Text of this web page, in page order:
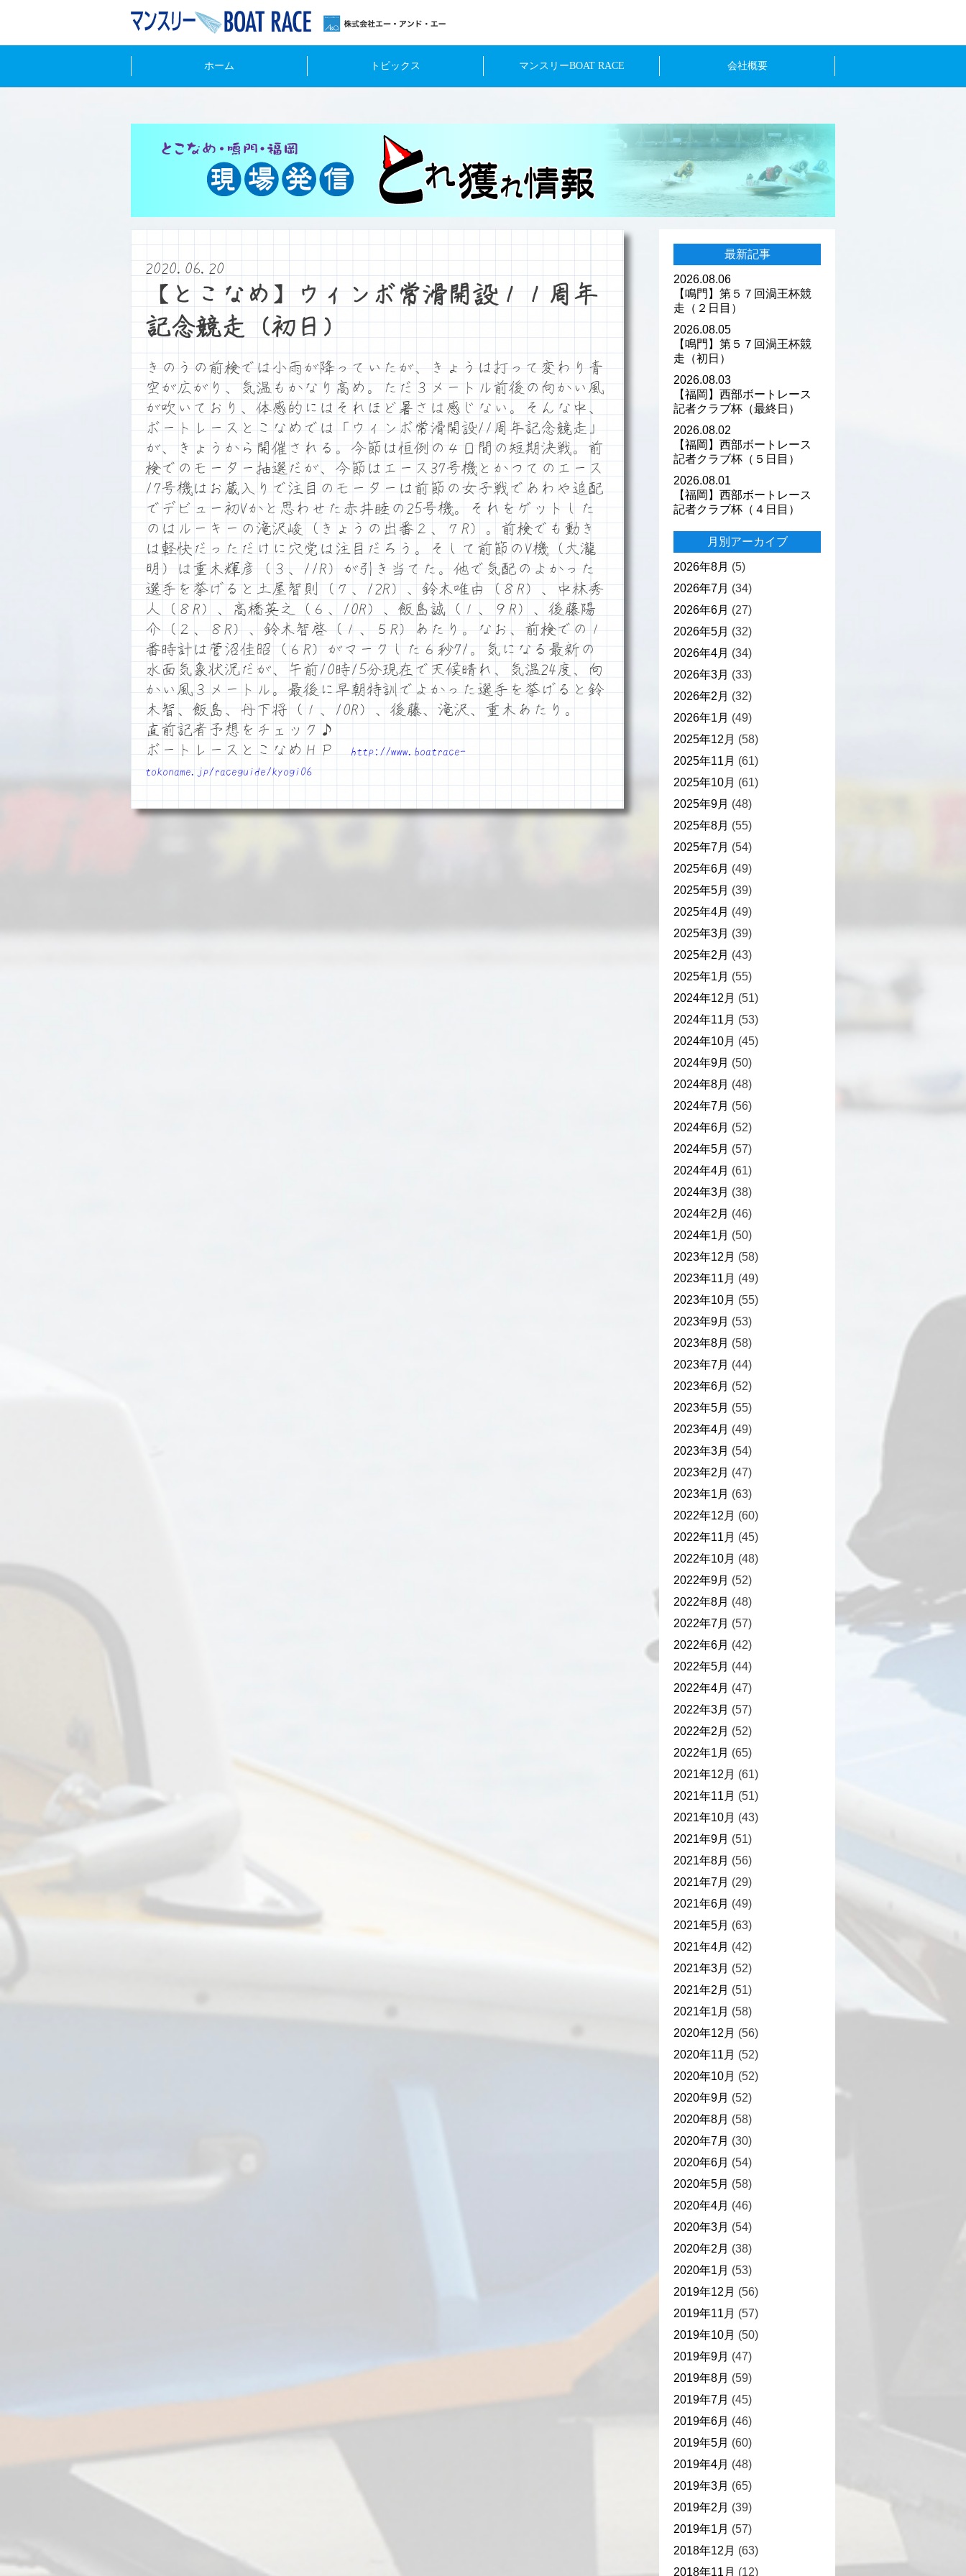
ホーム トピックス マンスリーBOAT RACE 会社概要
2020.06.20
【とこなめ】ウィンボ常滑開設１１周年
記念競走（初日）
きのうの前検では小雨が降っていたが、きょうは打って変わり青
空が広がり、気温もかなり高め。ただ３メートル前後の向かい風
が吹いており、体感的にはそれほど暑さは感じない。そんな中、
ボートレースとこなめでは「ウィンボ常滑開設11周年記念競走」
が、きょうから開催される。今節は恒例の４日間の短期決戦。前
検でのモーター抽選だが、今節はエース37号機とかつてのエース
17号機はお蔵入りで注目のモーターは前節の女子戦であわや追配
でデビュー初Vかと思わせた赤井睦の25号機。それをゲットした
のはルーキーの滝沢峻（きょうの出番２、７R）。前検でも動き
は軽快だっただけに穴党は注目だろう。そして前節のV機（大瀧
明）は重木輝彦（３、11R）が引き当てた。他で気配のよかった
選手を挙げると土屋智則（７、12R）、鈴木唯由（８R）、中林秀
人（８R）、高橋英之（６、10R）、飯島誠（１、９R）、後藤陽
介（２、８R）、鈴木智啓（１、５R）あたり。なお、前検での１
番時計は菅沼佳昭（６R）がマークした６秒71。気になる最新の
水面気象状況だが、午前10時15分現在で天候晴れ、気温24度、向
かい風３メートル。最後に早朝特訓でよかった選手を挙げると鈴
木智、飯島、丹下将（１、10R）、後藤、滝沢、重木あたり。
直前記者予想をチェック♪
ボートレースとこなめＨＰ
http://www.boatrace-
tokoname.jp/raceguide/kyogi06
最新記事
2026.08.06
【鳴門】第５７回渦王杯競
走（２日目）
2026.08.05
【鳴門】第５７回渦王杯競
走（初日）
2026.08.03
【福岡】西部ボートレース
記者クラブ杯（最終日）
2026.08.02
【福岡】西部ボートレース
記者クラブ杯（５日目）
2026.08.01
【福岡】西部ボートレース
記者クラブ杯（４日目）
月別アーカイブ
2026年8月 (5)
2026年7月 (34)
2026年6月 (27)
2026年5月 (32)
2026年4月 (34)
2026年3月 (33)
2026年2月 (32)
2026年1月 (49)
2025年12月 (58)
2025年11月 (61)
2025年10月 (61)
2025年9月 (48)
2025年8月 (55)
2025年7月 (54)
2025年6月 (49)
2025年5月 (39)
2025年4月 (49)
2025年3月 (39)
2025年2月 (43)
2025年1月 (55)
2024年12月 (51)
2024年11月 (53)
2024年10月 (45)
2024年9月 (50)
2024年8月 (48)
2024年7月 (56)
2024年6月 (52)
2024年5月 (57)
2024年4月 (61)
2024年3月 (38)
2024年2月 (46)
2024年1月 (50)
2023年12月 (58)
2023年11月 (49)
2023年10月 (55)
2023年9月 (53)
2023年8月 (58)
2023年7月 (44)
2023年6月 (52)
2023年5月 (55)
2023年4月 (49)
2023年3月 (54)
2023年2月 (47)
2023年1月 (63)
2022年12月 (60)
2022年11月 (45)
2022年10月 (48)
2022年9月 (52)
2022年8月 (48)
2022年7月 (57)
2022年6月 (42)
2022年5月 (44)
2022年4月 (47)
2022年3月 (57)
2022年2月 (52)
2022年1月 (65)
2021年12月 (61)
2021年11月 (51)
2021年10月 (43)
2021年9月 (51)
2021年8月 (56)
2021年7月 (29)
2021年6月 (49)
2021年5月 (63)
2021年4月 (42)
2021年3月 (52)
2021年2月 (51)
2021年1月 (58)
2020年12月 (56)
2020年11月 (52)
2020年10月 (52)
2020年9月 (52)
2020年8月 (58)
2020年7月 (30)
2020年6月 (54)
2020年5月 (58)
2020年4月 (46)
2020年3月 (54)
2020年2月 (38)
2020年1月 (53)
2019年12月 (56)
2019年11月 (57)
2019年10月 (50)
2019年9月 (47)
2019年8月 (59)
2019年7月 (45)
2019年6月 (46)
2019年5月 (60)
2019年4月 (48)
2019年3月 (65)
2019年2月 (39)
2019年1月 (57)
2018年12月 (63)
2018年11月 (12)